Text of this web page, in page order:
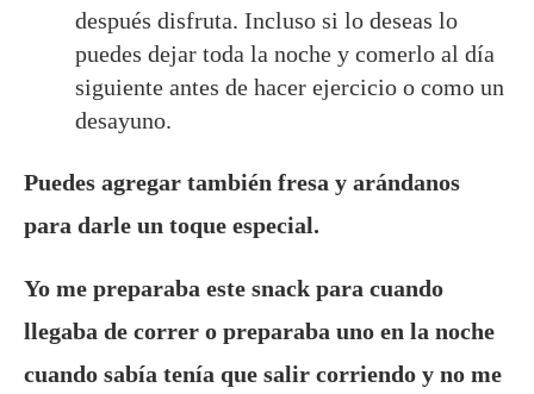
después disfruta. Incluso si lo deseas lo
puedes dejar toda la noche y comerlo al día
siguiente antes de hacer ejercicio o como un
desayuno.
Puedes agregar también fresa y arándanos
para darle un toque especial.
Yo me preparaba este snack para cuando
llegaba de correr o preparaba uno en la noche
cuando sabía tenía que salir corriendo y no me